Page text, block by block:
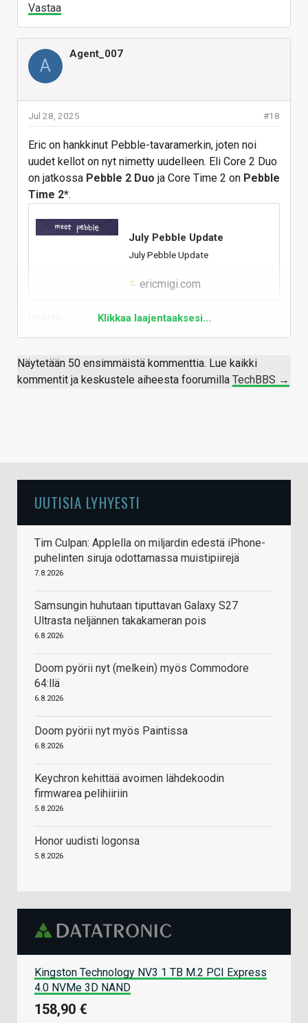
Vastaa
A
Agent_007
#18
Jul 28, 2025
Eric on hankkinut Pebble-tavaramerkin, joten noi
uudet kellot on nyt nimetty uudelleen. Eli Core 2 Duo
on jatkossa Pebble 2 Duo ja Core Time 2 on Pebble
Time 2*.
July Pebble Update
July Pebble Update
ericmigi.com
Klikkaa laajentaaksesi...
Näytetään 50 ensimmäistä kommenttia. Lue kaikki
kommentit ja keskustele aiheesta foorumilla TechBBS →
UUTISIA LYHYESTI
Tim Culpan: Applella on miljardin edestä iPhone-
puhelinten siruja odottamassa muistipiirejä
7.8.2026
Samsungin huhutaan tiputtavan Galaxy S27
Ultrasta neljännen takakameran pois
6.8.2026
Doom pyörii nyt (melkein) myös Commodore
64:llä
6.8.2026
Doom pyörii nyt myös Paintissa
6.8.2026
Keychron kehittää avoimen lähdekoodin
firmwarea pelihiiriin
5.8.2026
Honor uudisti logonsa
5.8.2026
Kingston Technology NV3 1 TB M.2 PCI Express
4.0 NVMe 3D NAND
158,90 €